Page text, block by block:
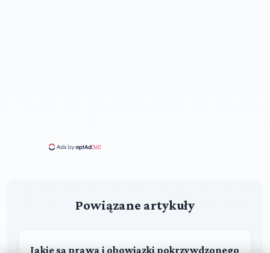
Powiązane artykuły
Jakie są prawa i obowiązki pokrzywdzonego